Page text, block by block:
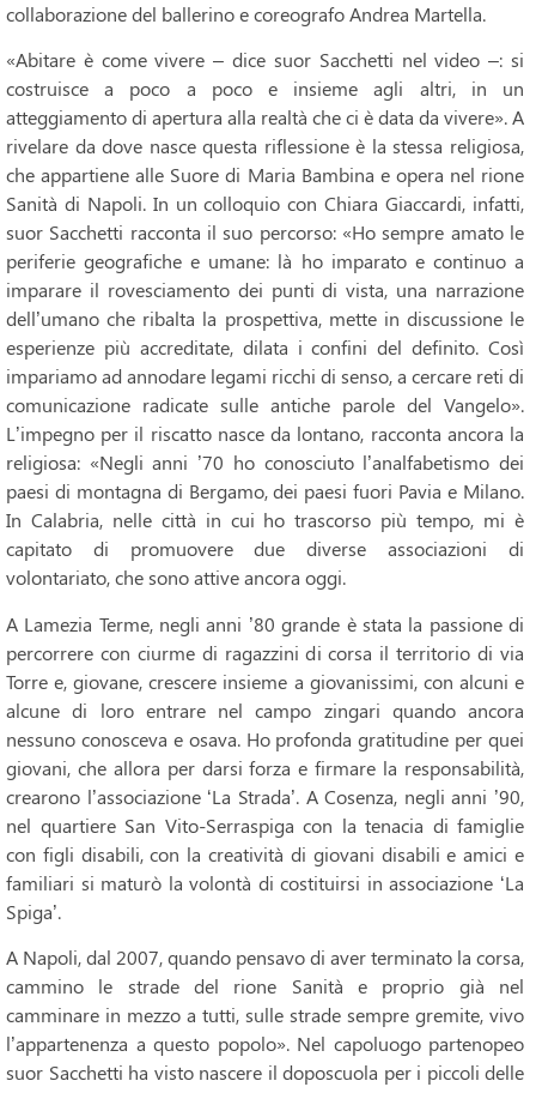
collaborazione del ballerino e coreografo Andrea Martella.
«Abitare è come vivere – dice suor Sacchetti nel video –: si
costruisce a poco a poco e insieme agli altri, in un
atteggiamento di apertura alla realtà che ci è data da vivere». A
rivelare da dove nasce questa riflessione è la stessa religiosa,
che appartiene alle Suore di Maria Bambina e opera nel rione
Sanità di Napoli. In un colloquio con Chiara Giaccardi, infatti,
suor Sacchetti racconta il suo percorso: «Ho sempre amato le
periferie geografiche e umane: là ho imparato e continuo a
imparare il rovesciamento dei punti di vista, una narrazione
dell’umano che ribalta la prospettiva, mette in discussione le
esperienze più accreditate, dilata i confini del definito. Così
impariamo ad annodare legami ricchi di senso, a cercare reti di
comunicazione radicate sulle antiche parole del Vangelo».
L’impegno per il riscatto nasce da lontano, racconta ancora la
religiosa: «Negli anni ’70 ho conosciuto l’analfabetismo dei
paesi di montagna di Bergamo, dei paesi fuori Pavia e Milano.
In Calabria, nelle città in cui ho trascorso più tempo, mi è
capitato di promuovere due diverse associazioni di
volontariato, che sono attive ancora oggi.
A Lamezia Terme, negli anni ’80 grande è stata la passione di
percorrere con ciurme di ragazzini di corsa il territorio di via
Torre e, giovane, crescere insieme a giovanissimi, con alcuni e
alcune di loro entrare nel campo zingari quando ancora
nessuno conosceva e osava. Ho profonda gratitudine per quei
giovani, che allora per darsi forza e firmare la responsabilità,
crearono l’associazione ‘La Strada’. A Cosenza, negli anni ’90,
nel quartiere San Vito-Serraspiga con la tenacia di famiglie
con figli disabili, con la creatività di giovani disabili e amici e
familiari si maturò la volontà di costituirsi in associazione ‘La
Spiga’.
A Napoli, dal 2007, quando pensavo di aver terminato la corsa,
cammino le strade del rione Sanità e proprio già nel
camminare in mezzo a tutti, sulle strade sempre gremite, vivo
l’appartenenza a questo popolo». Nel capoluogo partenopeo
suor Sacchetti ha visto nascere il doposcuola per i piccoli delle